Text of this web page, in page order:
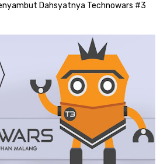
Dahsyatnya Technowars #3